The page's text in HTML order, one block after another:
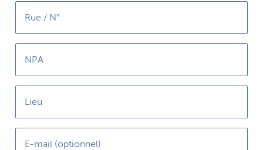
Rue / N°
NPA
Lieu
E-mail (optionnel)